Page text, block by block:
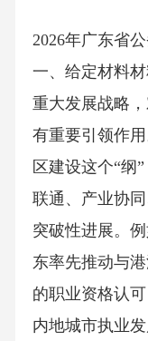
2026年广东省
一、给定材料
重大发展战略
有重要引领作
区建设这个“纲
联通、产业协
突破性进展。
东率先推动与
的职业资格认
内地城市执业